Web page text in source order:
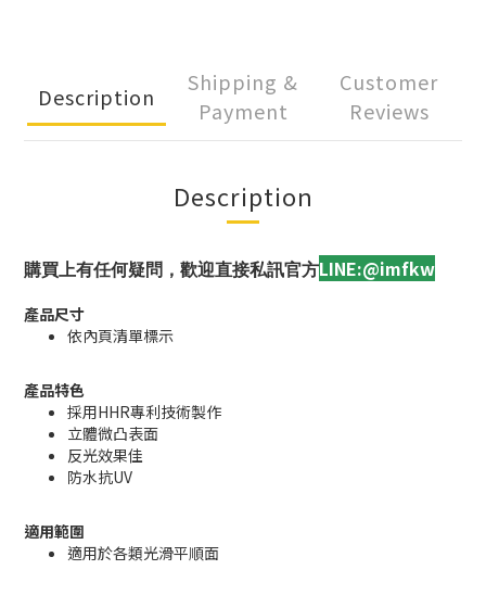
Description
Shipping &
Payment
Customer
Reviews
Description
購買上有任何疑問，歡迎直接私訊官方LINE:@imfkw
產品尺寸
依內頁清單標示
產品特色
採用HHR專利技術製作
立體微凸表面
反光效果佳
防水抗UV
適用範圍
適用於各類光滑平順面